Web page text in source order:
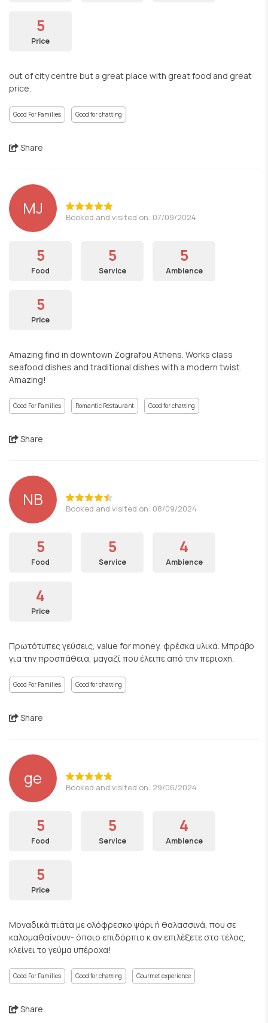
5
Price
out of city centre but a great place with great food and great
price.
Good For Families Good for chatting
Share
MJ Booked and visited on: 07/09/2024
5
Food
5
Service
5
Ambience
5
Price
Amazing find in downtown Zografou Athens. Works class
seafood dishes and traditional dishes with a modern twist.
Amazing!
Good For Families Romantic Restaurant Good for chatting
Share
ΝΒ Booked and visited on: 08/09/2024
5
Food
5
Service
4
Ambience
4
Price
Πρωτότυπες γεύσεις, value for money, φρέσκα υλικά. Μπράβο
για την προσπάθεια, μαγαζί που έλειπε από την περιοχή.
Good For Families Good for chatting
Share
ge Booked and visited on: 29/06/2024
5
Food
5
Service
4
Ambience
5
Price
Μοναδικά πιάτα με ολόφρεσκο ψάρι ή θαλασσινά, που σε
καλομαθαίνουν- όποιο επιδόρπιο κ αν επιλέξετε στο τέλος,
κλείνει το γεύμα υπέροχα!
Good For Families Good for chatting Gourmet experience
Share